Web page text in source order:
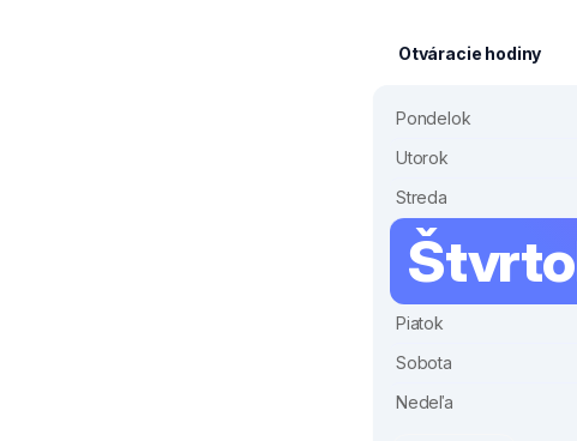
Otváracie hodiny
Pondelok
Utorok
Streda
Piatok
Sobota
Nedeľa